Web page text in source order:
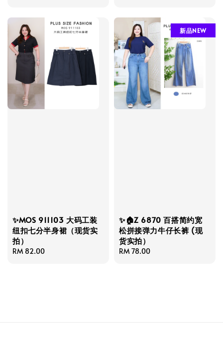
✨MOS 911103 大码工装
纽扣七分半身裙（现货实
拍）
Regular
RM 82.00
新品NEW
✨🏠Z 6870 百搭简约宽
松拼接弹力牛仔长裤 (现
货实拍）
Regular
RM 78.00